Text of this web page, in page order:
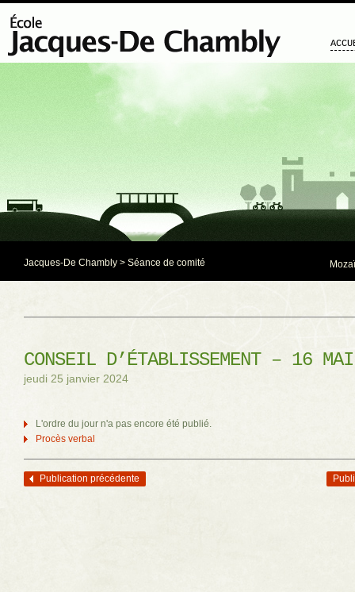
Jacques-De Chambly > Séance de comité
CONSEIL D’ÉTABLISSEMENT – 16
jeudi 25 janvier 2024
L'ordre du jour n'a pas encore été publié.
Procès verbal
Navigation des articles
Publication précédente